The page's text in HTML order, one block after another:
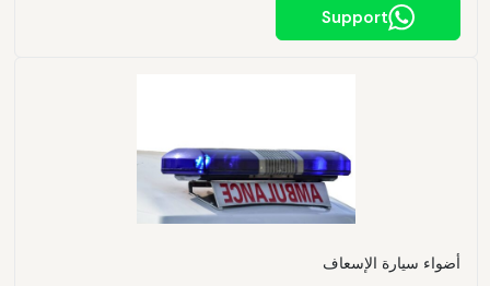
Support
أضواء سيارة الإسعاف